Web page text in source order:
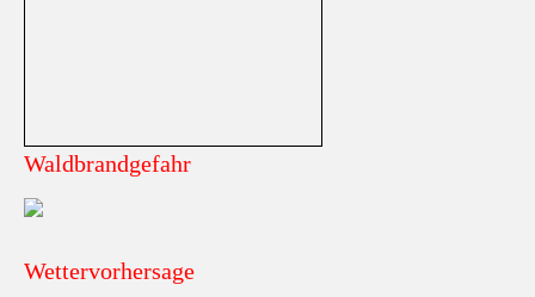
Waldbrandgefahr
Wettervorhersage